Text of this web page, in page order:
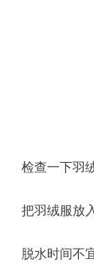
检查一下羽
把羽绒服放
脱水时间不